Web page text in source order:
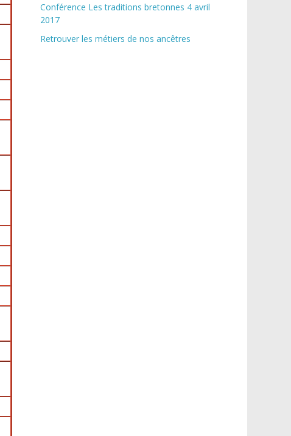
Conférence Les traditions bretonnes 4 avril
2017
Retrouver les métiers de nos ancêtres